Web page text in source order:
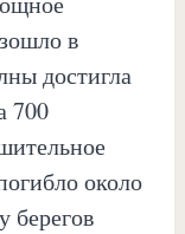
в
достигла
700
около
берегов